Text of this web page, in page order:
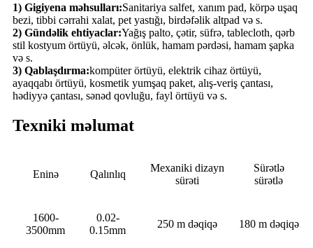
1) Gigiyena məhsulları:Sanitariya salfet, xanım pad, körpə uşaq
bezi, tibbi cərrahi xalat, pet yastığı, birdəfəlik altpad və s.
2) Gündəlik ehtiyaclar:Yağış palto, çətir, süfrə, tablecloth, qərb
stil kostyum örtüyü, əlcək, önlük, hamam pərdəsi, hamam şapka
və s.
3) Qablaşdırma:kompüter örtüyü, elektrik cihaz örtüyü,
ayaqqabı örtüyü, kosmetik yumşaq paket, alış-veriş çantası,
hədiyyə çantası, sənəd qovluğu, fayl örtüyü və s.
Texniki məlumat
Eninə Qalınlıq
Mexaniki dizayn
sürəti
Sürətlə
sürətlə
1600-
3500mm
0.02-
0.15mm
250 m dəqiqə 180 m dəqiqə